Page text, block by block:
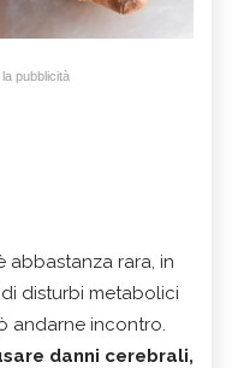
pubblicità
abbastanza rara, in
disturbi metabolici
andarne incontro.
danni cerebrali,